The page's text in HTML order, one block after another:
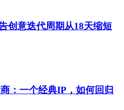
创意迭代周期从18天缩短
：一个经典IP，如何回归